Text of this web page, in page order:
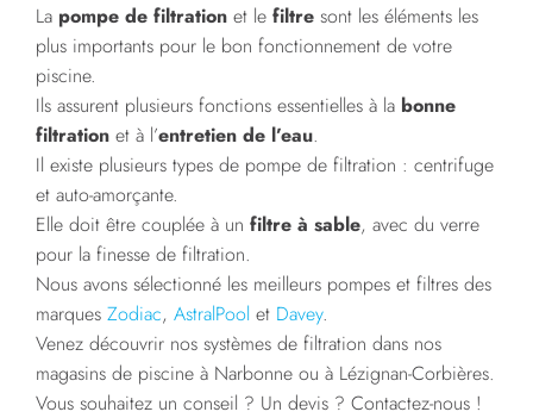
La pompe de filtration et le filtre sont les éléments les
plus importants pour le bon fonctionnement de votre
piscine.
Ils assurent plusieurs fonctions essentielles à la bonne
filtration et à l’entretien de l’eau.
Il existe plusieurs types de pompe de filtration : centrifuge
et auto-amorçante.
Elle doit être couplée à un filtre à sable, avec du verre
pour la finesse de filtration.
Nous avons sélectionné les meilleurs pompes et filtres des
marques Zodiac, AstralPool et Davey.
Venez découvrir nos systèmes de filtration dans nos
magasins de piscine à Narbonne ou à Lézignan-Corbières.
Vous souhaitez un conseil ? Un devis ? Contactez-nous !